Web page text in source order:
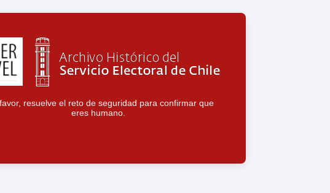
resuelve el reto de seguridad para confirmar que
eres humano.